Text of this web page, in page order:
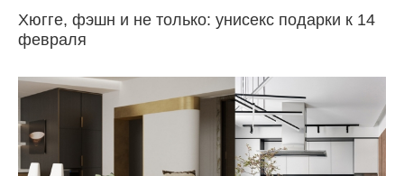
Хюгге, фэшн и не только: унисекс подарки к 14
февраля